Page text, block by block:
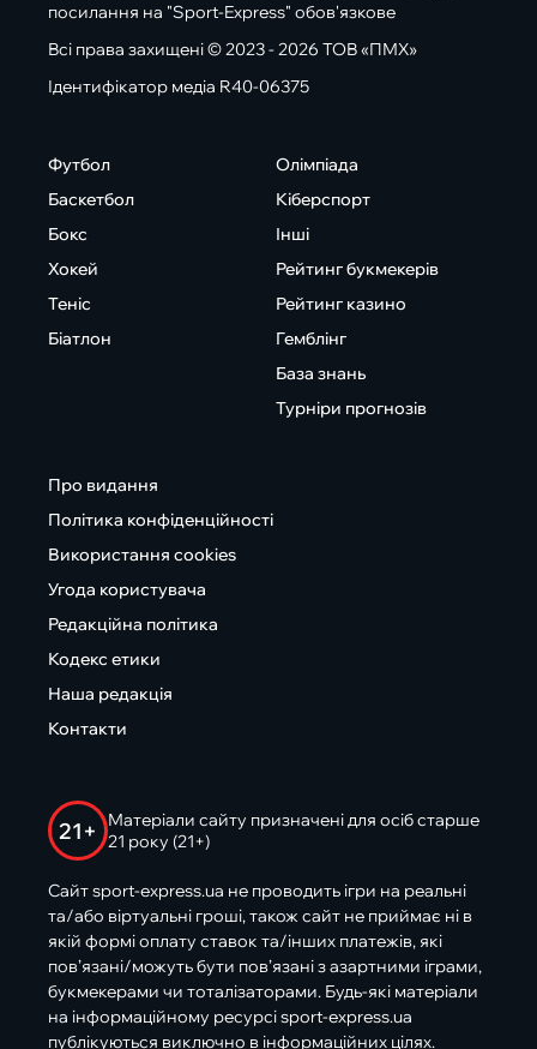
посилання на "Sport-Express" обов'язкове
Всі права захищені © 2023 - 2026 ТОВ «ПМХ»
Ідентифікатор медіа R40-06375
Футбол
Баскетбол
Бокс
Хокей
Теніс
Біатлон
Олімпіада
Кіберспорт
Інші
Рейтинг букмекерів
Рейтинг казино
Гемблінг
База знань
Турніри прогнозів
Про видання
Політика конфіденційності
Використання cookies
Угода користувача
Редакційна політика
Кодекс етики
Наша редакція
Контакти
21+
Матеріали сайту призначені для осіб старше
21 року (21+)
Сайт sport-express.ua не проводить ігри на реальні
та/або віртуальні гроші, також сайт не приймає ні в
якій формі оплату ставок та/інших платежів, які
пов’язані/можуть бути пов’язані з азартними іграми,
букмекерами чи тоталізаторами. Будь-які матеріали
на інформаційному ресурсі sport-express.ua
публікуються виключно в інформаційних цілях.